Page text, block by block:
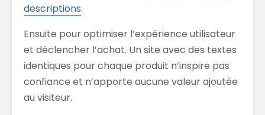
descriptions.
Ensuite pour optimiser l’expérience utilisateur
et déclencher l’achat. Un site avec des textes
identiques pour chaque produit n’inspire pas
confiance et n’apporte aucune valeur ajoutée
au visiteur.